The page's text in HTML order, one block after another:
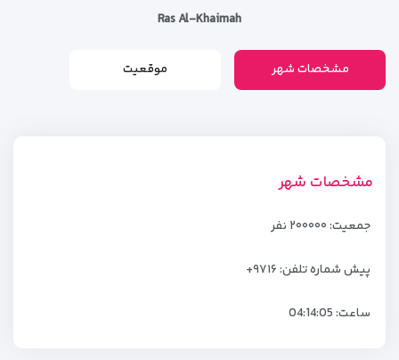
Ras Al-Khaimah
مشخصات شهر موقعیت
مشخصات شهر
جمعیت: ۲۰۰۰۰۰ نفر
پیش شماره تلفن: ۹۷۱۶+
ساعت:04:14:05